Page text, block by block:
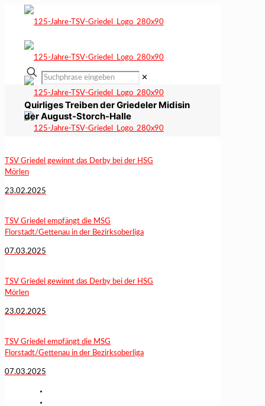
✕
Quirliges Treiben der Griedeler Midisin
der August-Storch-Halle
TSV Griedel gewinnt das Derby bei der HSG
Mörlen
23.02.2025
TSV Griedel empfängt die MSG
Florstadt/Gettenau in der Bezirksoberliga
07.03.2025
TSV Griedel gewinnt das Derby bei der HSG
Mörlen
23.02.2025
TSV Griedel empfängt die MSG
Florstadt/Gettenau in der Bezirksoberliga
07.03.2025